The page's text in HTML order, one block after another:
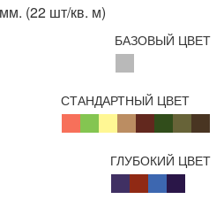
(22 шт/кв. м)
БАЗОВЫЙ ЦВЕТ
СТАНДАРТНЫЙ ЦВЕТ
ГЛУБОКИЙ ЦВЕТ